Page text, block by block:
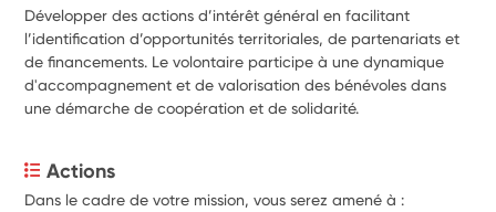
Développer des actions d’intérêt général en facilitant
l’identification d’opportunités territoriales, de partenariats et
de financements. Le volontaire participe à une dynamique
d'accompagnement et de valorisation des bénévoles dans
une démarche de coopération et de solidarité.
Actions
Dans le cadre de votre mission, vous serez amené à :